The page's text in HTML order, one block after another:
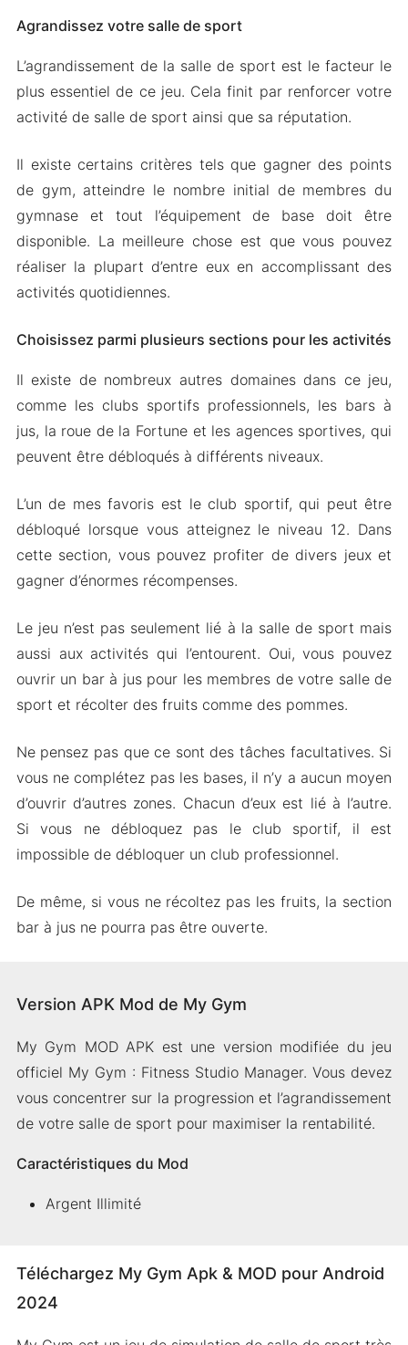
Agrandissez votre salle de sport
L’agrandissement de la salle de sport est le facteur le
plus essentiel de ce jeu. Cela finit par renforcer votre
activité de salle de sport ainsi que sa réputation.
Il existe certains critères tels que gagner des points
de gym, atteindre le nombre initial de membres du
gymnase et tout l’équipement de base doit être
disponible. La meilleure chose est que vous pouvez
réaliser la plupart d’entre eux en accomplissant des
activités quotidiennes.
Choisissez parmi plusieurs sections pour les activités
Il existe de nombreux autres domaines dans ce jeu,
comme les clubs sportifs professionnels, les bars à
jus, la roue de la Fortune et les agences sportives, qui
peuvent être débloqués à différents niveaux.
L’un de mes favoris est le club sportif, qui peut être
débloqué lorsque vous atteignez le niveau 12. Dans
cette section, vous pouvez profiter de divers jeux et
gagner d’énormes récompenses.
Le jeu n’est pas seulement lié à la salle de sport mais
aussi aux activités qui l’entourent. Oui, vous pouvez
ouvrir un bar à jus pour les membres de votre salle de
sport et récolter des fruits comme des pommes.
Ne pensez pas que ce sont des tâches facultatives. Si
vous ne complétez pas les bases, il n’y a aucun moyen
d’ouvrir d’autres zones. Chacun d’eux est lié à l’autre.
Si vous ne débloquez pas le club sportif, il est
impossible de débloquer un club professionnel.
De même, si vous ne récoltez pas les fruits, la section
bar à jus ne pourra pas être ouverte.
Version APK Mod de My Gym
My Gym MOD APK est une version modifiée du jeu
officiel My Gym : Fitness Studio Manager. Vous devez
vous concentrer sur la progression et l’agrandissement
de votre salle de sport pour maximiser la rentabilité.
Caractéristiques du Mod
Argent Illimité
Téléchargez My Gym Apk & MOD pour Android
2024